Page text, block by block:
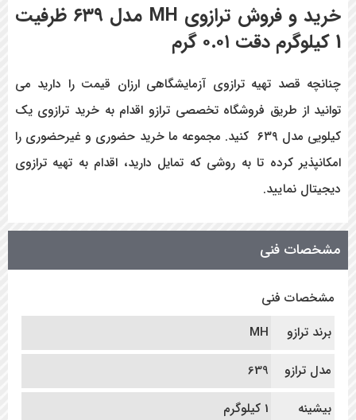
خرید و فروش
ترازوی MH مدل ۶۳۹ ظرفیت
1 کیلوگرم دقت ۰.۰۱ گرم
چنانچه قصد تهیه ترازوی آزمایشگاهی ارزان قیمت را دارید می
توانید از طریق فروشگاه تخصصی ترازو اقدام به خرید ترازوی یک
کیلویی مدل ۶۳۹ کنید. مجموعه ما خرید حضوری و غیرحضوری را
امکانپذیر کرده تا به روشی که تمایل دارید، اقدام به تهیه ترازوی
دیجیتال نمایید.
مشخصات فنی
مشخصات فنی
برند ترازو
MH
مدل ترازو
639
بیشینه
1 کیلوگرم